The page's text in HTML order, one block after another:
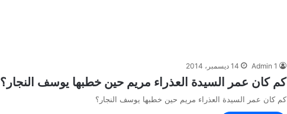
Admin 1 14 ديسمبر، 2014
كم كان عمر السيدة العذراء مريم حين خطبها يوسف النجار؟
كم كان عمر السيدة العذراء مريم حين خطبها يوسف النجار؟